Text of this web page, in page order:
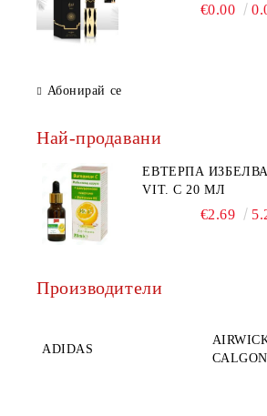
€0.00
Абонирай се
Най-продавани
ЕВТЕРПА
VIT. C 20 МЛ
€2.69
Производители
ADIDAS